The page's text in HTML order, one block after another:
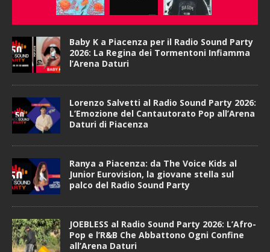
Baby K a Piacenza per il Radio Sound Party
2026: La Regina dei Tormentoni Infiamma
l’Arena Daturi
Lorenzo Salvetti al Radio Sound Party 2026:
L’Emozione del Cantautorato Pop all’Arena
Daturi di Piacenza
Ranya a Piacenza: da The Voice Kids al
Junior Eurovision, la giovane stella sul
palco del Radio Sound Party
JOEBLESS al Radio Sound Party 2026: L’Afro-
Pop e l’R&B Che Abbattono Ogni Confine
all’Arena Daturi